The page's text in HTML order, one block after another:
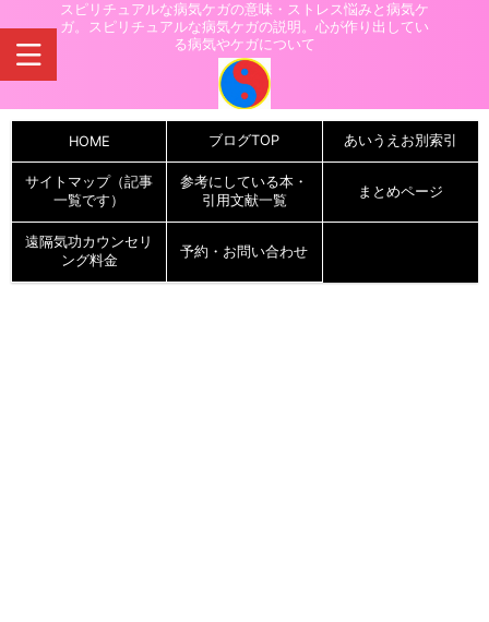
スピリチュアルな病気ケガの意味・ストレス悩みと病気ケ
ガ。スピリチュアルな病気ケガの説明。心が作り出してい
る病気やケガについて
HOME ブログTOP あいうえお別索引
サイトマップ（記事
一覧です）
参考にしている本・
引用文献一覧
まとめページ
遠隔気功カウンセリ
ング料金
予約・お問い合わせ